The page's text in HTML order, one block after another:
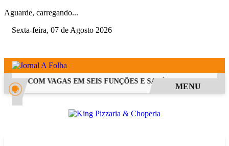
Aguarde, carregando...
Sexta-feira, 07 de Agosto 2026
PSS COM VAGAS EM SEIS FUNÇÕES E SALÁRIOS QUE
MENU